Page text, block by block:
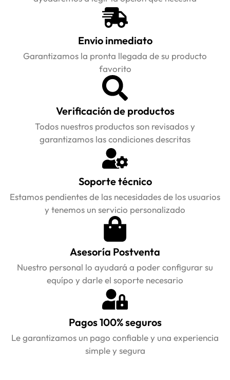
Envio inmediato
Garantizamos la pronta llegada de su producto
favorito
Verificación de productos
Todos nuestros productos son revisados y
garantizamos las condiciones descritas
Soporte técnico
Estamos pendientes de las necesidades de los usuarios
y tenemos un servicio personalizado
Asesoría Postventa
Nuestro personal lo ayudará a poder configurar su
equípo y darle el soporte necesario
Pagos 100% seguros
Le garantizamos un pago confiable y una experiencia
simple y segura